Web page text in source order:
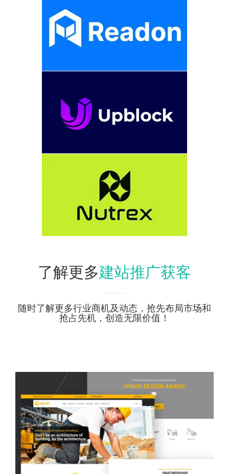
了解更多建站推广获客
随时了解更多行业商机及动态，抢先布局市场和
抢占先机，创造无限价值！